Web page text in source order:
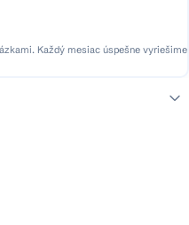
Každý mesiac úspešne vyriešime